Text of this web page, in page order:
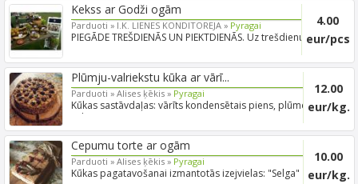
Kekss ar Godži ogām
Parduoti »I.K. LIENES KONDITOREJA »Pyragai
PIEGĀDE TREŠDIENĀS UN PIEKTDIENĀS. Uz trešdienu
4.00
eur/pcs
Plūmju-valriekstu kūka ar vārī...
Parduoti » Alises ķēkis » Pyragai
Kūkas sastāvdaļas: vārīts kondensētais piens, plūmes,
valrie...
12.00
eur/kg.
Cepumu torte ar ogām
Parduoti » Alises ķēkis » Pyragai
Kūkas pagatavošanai izmantotās izejvielas: "Selga"
10.00
eur/kg.